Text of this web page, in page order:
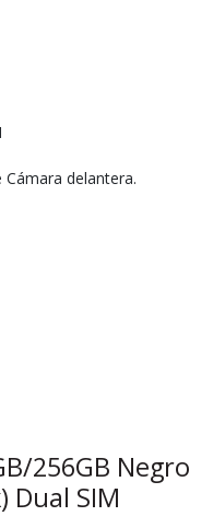
delantera.
256GB Negro
Dual SIM